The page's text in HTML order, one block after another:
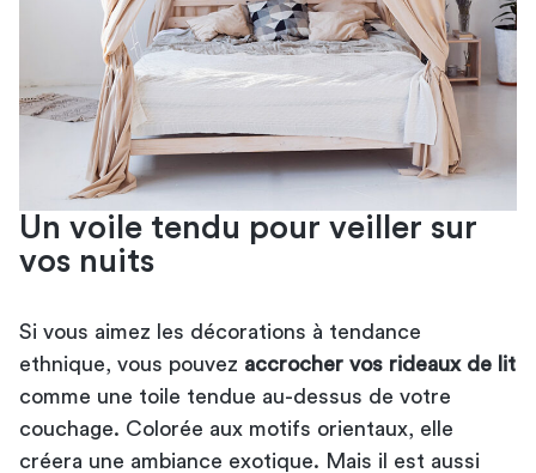
Un voile tendu pour veiller sur
vos nuits
Si vous aimez les décorations à tendance
ethnique, vous pouvez accrocher vos rideaux de lit
comme une toile tendue au-dessus de votre
couchage. Colorée aux motifs orientaux, elle
créera une ambiance exotique. Mais il est aussi